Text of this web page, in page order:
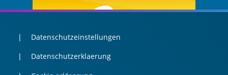
Datenschutzeinstellungen
Datenschutzerklaerung